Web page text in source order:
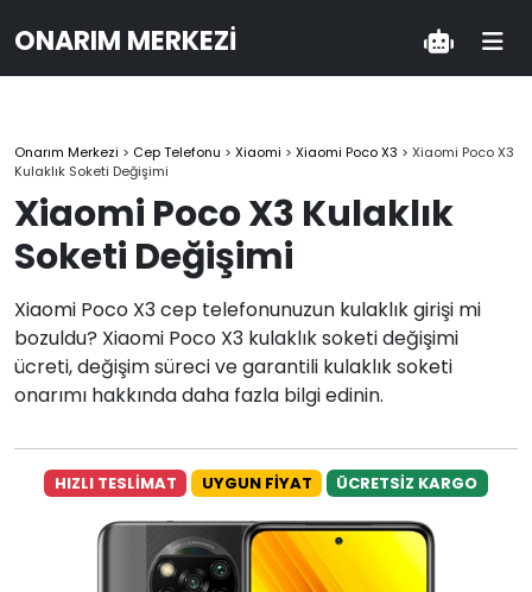
ONARIM MERKEZI
Onarım Merkezi > Cep Telefonu > Xiaomi > Xiaomi Poco X3 > Xiaomi Poco X3
Kulaklık Soketi Değişimi
Xiaomi Poco X3 Kulaklık
Soketi Değişimi
Xiaomi Poco X3 cep telefonunuzun kulaklık girişi mi
bozuldu? Xiaomi Poco X3 kulaklık soketi değişimi
ücreti, değişim süreci ve garantili kulaklık soketi
onarımı hakkında daha fazla bilgi edinin.
HIZLI TESLİMAT UYGUN FİYAT ÜCRETSİZ KARGO